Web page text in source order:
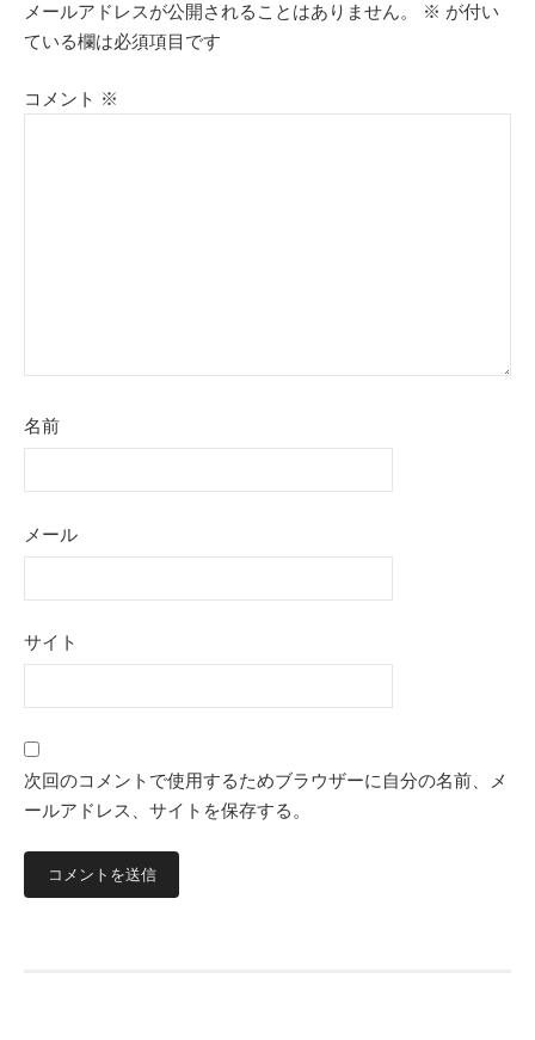
メールアドレスが公開されることはありません。 ※ が付い
ている欄は必須項目です
コメント ※
名前
メール
サイト
次回のコメントで使用するためブラウザーに自分の名前、メ
ールアドレス、サイトを保存する。